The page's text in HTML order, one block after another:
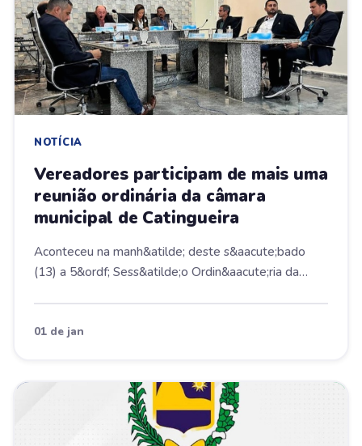
NOTÍCIA
Vereadores participam de mais uma
reunião ordinária da câmara
municipal de Catingueira
Aconteceu na manh&atilde; deste s&aacute;bado
(13) a 5&ordf; Sess&atilde;o Ordin&aacute;ria da
01 de jan